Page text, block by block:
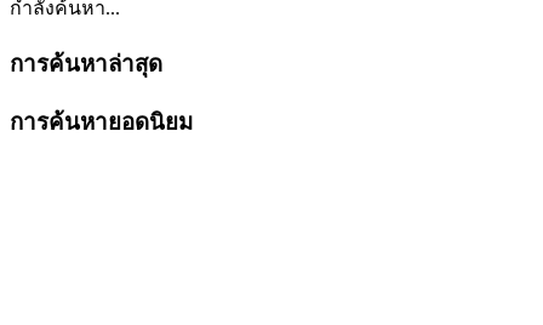
กำลังค้นหา...
การค้นหาล่าสุด
การค้นหายอดนิยม